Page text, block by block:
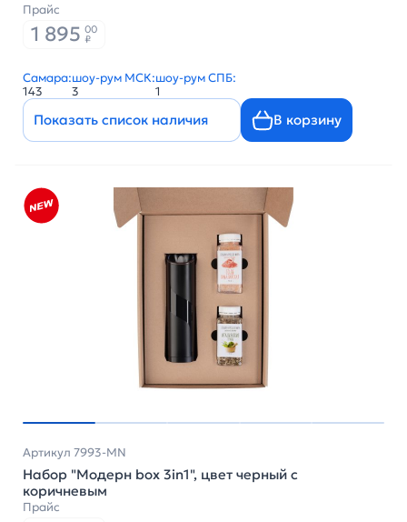
Прайс
1 895 00
₽
Самара:
143
шоу-рум МСК:
3
шоу-рум СПБ:
1
Показать список наличия В корзину
Артикул 7993-MN
Набор "Модерн box 3in1", цвет черный с
коричневым
Прайс